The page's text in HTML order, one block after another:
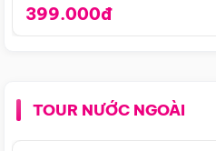
399.000đ
TOUR NƯỚC NGOÀI